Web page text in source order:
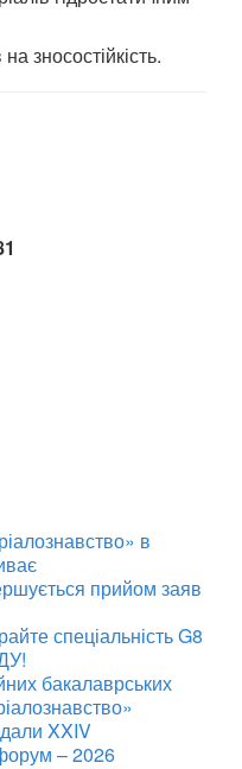
зносостійкість.
в
прийом заяв
спеціальність G8
бакалаврських
XXIV
– 2026